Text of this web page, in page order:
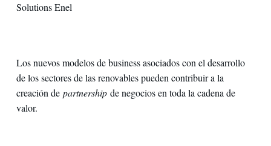
Solutions Enel
Los nuevos modelos de business asociados con el desarrollo
de los sectores de las renovables pueden contribuir a la
creación de partnershipde negocios en toda la cadena de
valor.